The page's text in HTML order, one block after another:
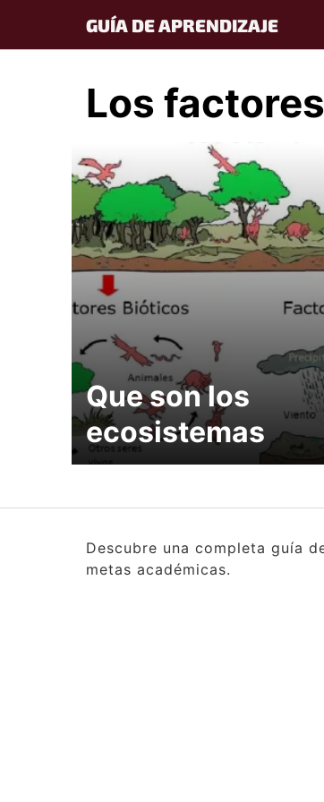
content
GUÍA DE APRENDIZAJE
Los
Que son los
ecosistemas
Descubre una completa guía
metas académicas.